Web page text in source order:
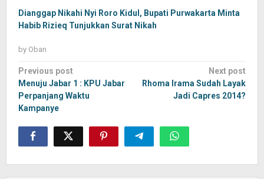
Dianggap Nikahi Nyi Roro Kidul, Bupati Purwakarta Minta
Habib Rizieq Tunjukkan Surat Nikah
by Oban
Post
navigation
Previous post
Menuju Jabar 1 : KPU Jabar
Perpanjang Waktu
Kampanye
Next post
Rhoma Irama Sudah Layak
Jadi Capres 2014?